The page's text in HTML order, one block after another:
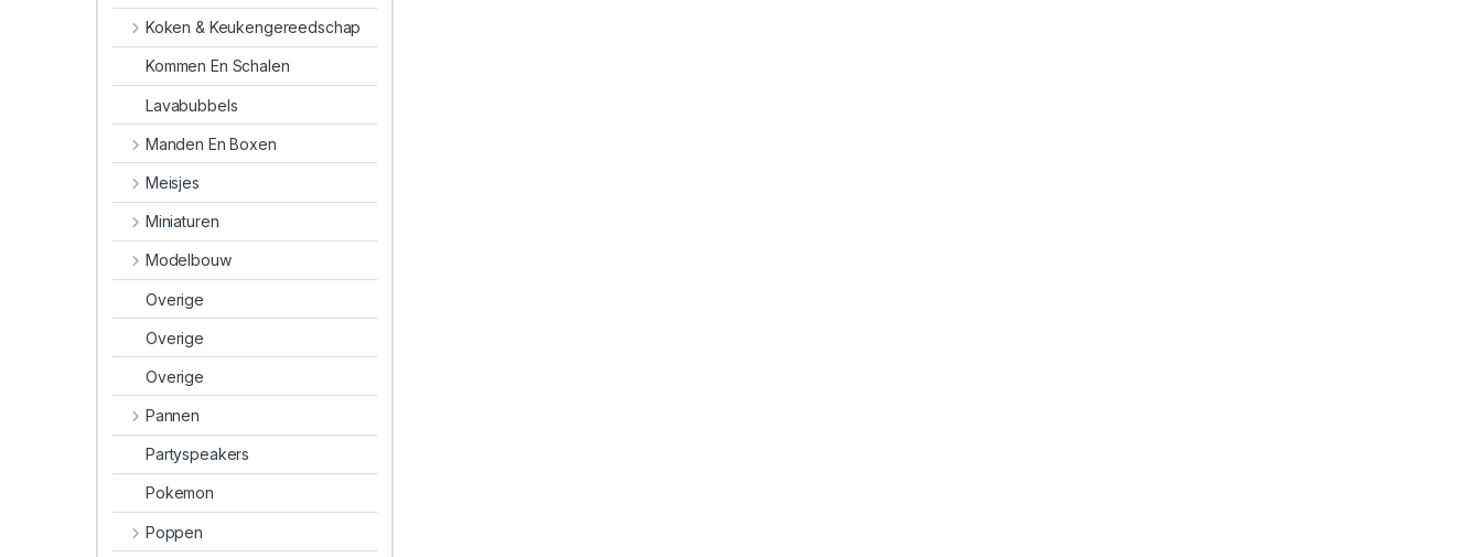
Koken & Keukengereedschap
Kommen En Schalen
Lavabubbels
Manden En Boxen
Meisjes
Miniaturen
Modelbouw
Overige
Overige
Overige
Pannen
Partyspeakers
Pokemon
Poppen